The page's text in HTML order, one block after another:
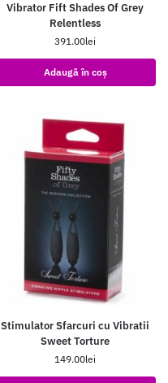
Vibrator Fift Shades Of Grey
Relentless
391.00lei
Adaugă în coș
Stimulator Sfarcuri cu Vibratii
Sweet Torture
149.00lei